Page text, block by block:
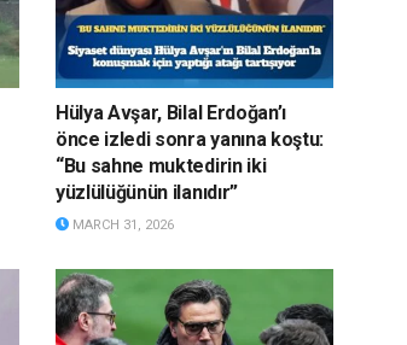
Hülya Avşar, Bilal Erdoğan’ı
önce izledi sonra yanına koştu:
“Bu sahne muktedirin iki
yüzlülüğünün ilanıdır”
MARCH 31, 2026